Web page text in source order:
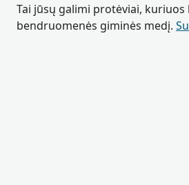
Tai jūsų galimi protėviai,
bendruomenės giminės medį.